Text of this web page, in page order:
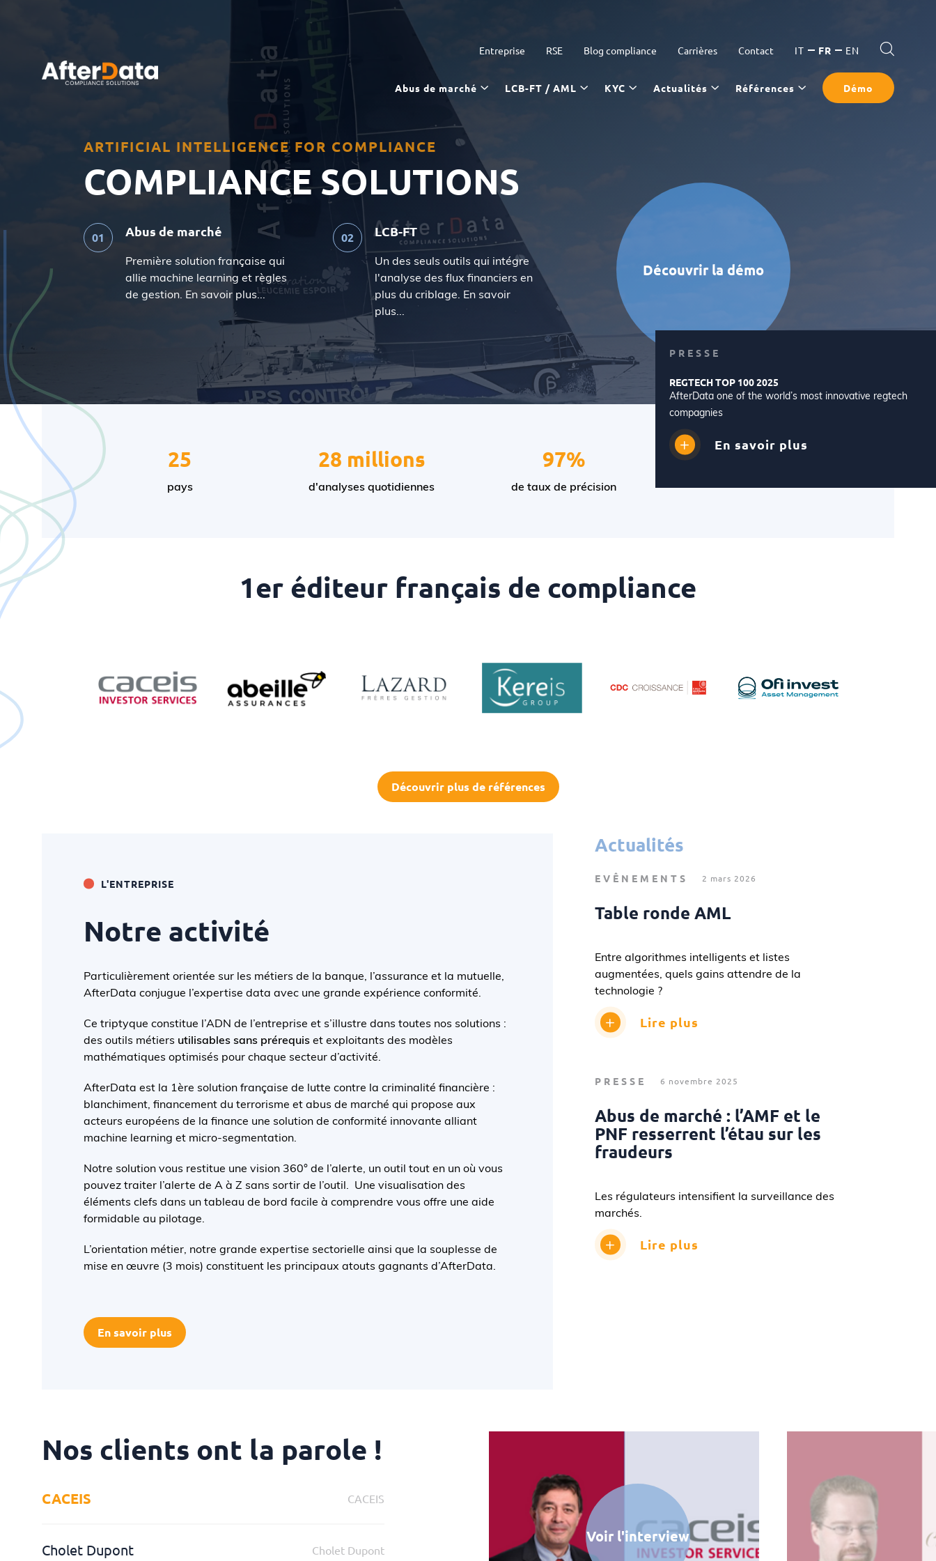
Entreprise RSE Blog compliance Carrières Contact IT FR EN
Abus de marché LCB-FT / AML KYC Actualités Références Démo
ARTIFICIAL INTELLIGENCE FOR COMPLIANCE
COMPLIANCE SOLUTIONS
Abus de marché
Première solution française qui
allie machine learning et règles
de gestion. En savoir plus...
LCB-FT
Un des seuls outils qui intégre
l'analyse des flux financiers en
plus du criblage. En savoir
plus...
Découvrir la démo
PRESSE
REGTECH TOP 100 2025
AfterData one of the world’s most innovative regtech
compagnies
En savoir plus
25
pays
28 millions
d'analyses quotidiennes
97%
de taux de précision
1er éditeur français de compliance
Découvrir plus de références
L'ENTREPRISE
Notre activité
Particulièrement orientée sur les métiers de la banque, l’assurance et la mutuelle,
AfterData conjugue l’expertise data avec une grande expérience conformité.
Ce triptyque constitue l’ADN de l’entreprise et s’illustre dans toutes nos solutions :
des outils métiers utilisables sans prérequis et exploitants des modèles
mathématiques optimisés pour chaque secteur d’activité.
AfterData est la 1ère solution française de lutte contre la criminalité financière :
blanchiment, financement du terrorisme et abus de marché qui propose aux
acteurs européens de la finance une solution de conformité innovante alliant
machine learning et micro-segmentation.
Notre solution vous restitue une vision 360° de l’alerte, un outil tout en un où vous
pouvez traiter l’alerte de A à Z sans sortir de l’outil. Une visualisation des
éléments clefs dans un tableau de bord facile à comprendre vous offre une aide
formidable au pilotage.
L’orientation métier, notre grande expertise sectorielle ainsi que la souplesse de
mise en œuvre (3 mois) constituent les principaux atouts gagnants d’AfterData.
En savoir plus
Actualités
EVÊNEMENTS 2 mars 2026
Table ronde AML
Entre algorithmes intelligents et listes
augmentées, quels gains attendre de la
technologie ?
Lire plus
PRESSE 6 novembre 2025
Abus de marché : l’AMF et le
PNF resserrent l’étau sur les
fraudeurs
Les régulateurs intensifient la surveillance des
marchés.
Lire plus
Nos clients ont la parole !
CACEIS CACEIS
Cholet Dupont Cholet Dupont
Voir l'interview